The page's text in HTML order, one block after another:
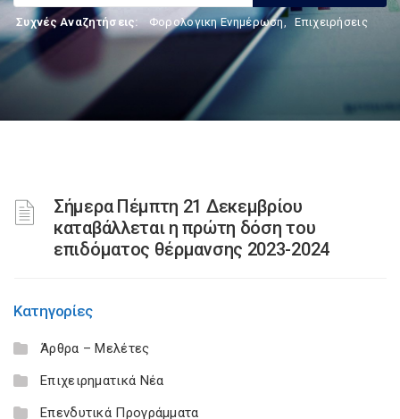
Συχνές Αναζητήσεις: Φορολογικη Ενημέρωση, Επιχειρήσεις
Σήμερα Πέμπτη 21 Δεκεμβρίου
καταβάλλεται η πρώτη δόση του
επιδόματος θέρμανσης 2023-2024
Κατηγορίες
Άρθρα – Μελέτες
Επιχειρηματικά Νέα
Επενδυτικά Προγράμματα